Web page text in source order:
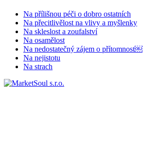
Na přílišnou péči o dobro ostatních
Na přecitlivělost na vlivy a myšlenky
Na skleslost a zoufalství
Na osamělost
Na nedostatečný zájem o přítomnost￼
Na nejistotu
Na strach